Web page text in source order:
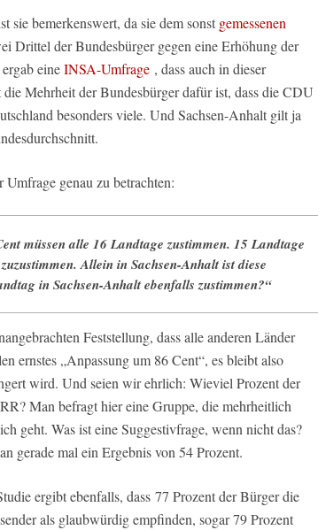
sie bemerkenswert, da sie dem sonst gemessenen
Drittel der Bundesbürger gegen eine Erhöhung der
eineINSA-Umfrage , dass auch in dieser
Mehrheit der Bundesbürger dafür ist, dass die CDU
besonders viele. Und Sachsen-Anhalt gilt ja
genau zu betrachten:
müssen alle 16 Landtage zustimmen. 15 Landtage
Allein in Sachsen-Anhalt ist diese
in Sachsen-Anhalt ebenfalls zustimmen?“
Feststellung, dass alle anderen Länder
ernstes „Anpassung um 86 Cent“, es bleibt also
wird. Und seien wir ehrlich: Wieviel Prozent der
Man befragt hier eine Gruppe, die mehrheitlich
geht. Was ist eine Suggestivfrage, wenn nicht das?
gerade mal ein Ergebnis von 54 Prozent.
ergibt ebenfalls, dass 77 Prozent der Bürger die
als glaubwürdig empfinden, sogar 79 Prozent